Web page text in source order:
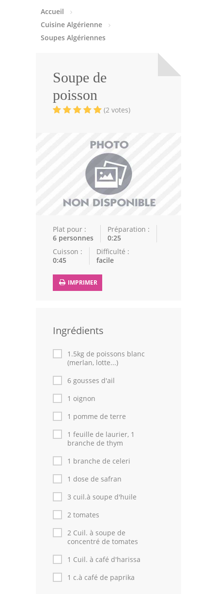
Entrées Froides
Tajines
Viandes
Volailles
Poissons
Recettes Marocaine
Tajines
Viandes
Poissons
Cuisines Orientales
Recettes marocaine
Cuisine Algérienne
Cuisine Juive
Actualités
Astuces de cuisine
Leçons de cuisine
Fêtes Religieuses
Chefs
Accueil
Cuisine Algérienne
Soupes Algériennes
Soupe de
poisson
(2 votes)
Plat pour :
6 personnes
Préparation :
0:25
Cuisson :
0:45
Difficulté :
facile
IMPRIMER
Ingrédients
1.5kg de poissons blanc
(merlan, lotte...)
6 gousses d'ail
1 oignon
1 pomme de terre
1 feuille de laurier, 1
branche de thym
1 branche de celeri
1 dose de safran
3 cuil.à soupe d'huile
2 tomates
2 Cuil. à soupe de
concentré de tomates
1 Cuil. à café d'harissa
1 c.à café de paprika